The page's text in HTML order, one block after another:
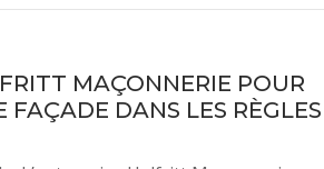
MAÇONNERIE POUR
FAÇADE DANS LES RÈGLES